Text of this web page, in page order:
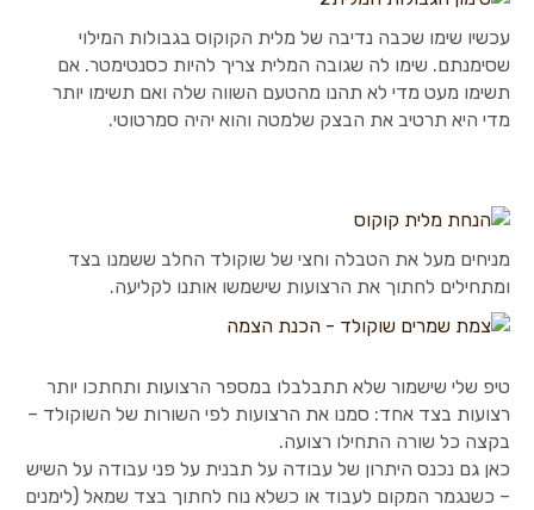
עכשיו שימו שכבה נדיבה של מלית הקוקוס בגבולות המילוי
שסימנתם. שימו לה שגובה המלית צריך להיות כסנטימטר. אם
תשימו מעט מדי לא תהנו מהטעם השווה שלה ואם תשימו יותר
מדי היא תרטיב את הבצק שלמטה והוא יהיה סמרטוטי.
מניחים מעל את הטבלה וחצי של שוקולד החלב ששמנו בצד
ומתחילים לחתוך את הרצועות שישמשו אותנו לקליעה.
טיפ שלי שישמור שלא תתבלבלו במספר הרצועות ותחתכו יותר
רצועות בצד אחד: סמנו את הרצועות לפי השורות של השוקולד –
בקצה כל שורה התחילו רצועה.
כאן גם נכנס היתרון של עבודה על תבנית על פני עבודה על השיש
– כשנגמר המקום לעבוד או כשלא נוח לחתוך בצד שמאל (לימנים